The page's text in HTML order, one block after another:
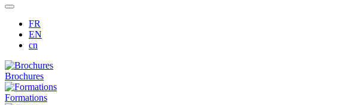
FR
EN
cn
Brochures
Formations